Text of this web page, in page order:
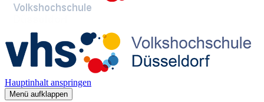
Hauptinhalt anspringen
Menü aufklappen